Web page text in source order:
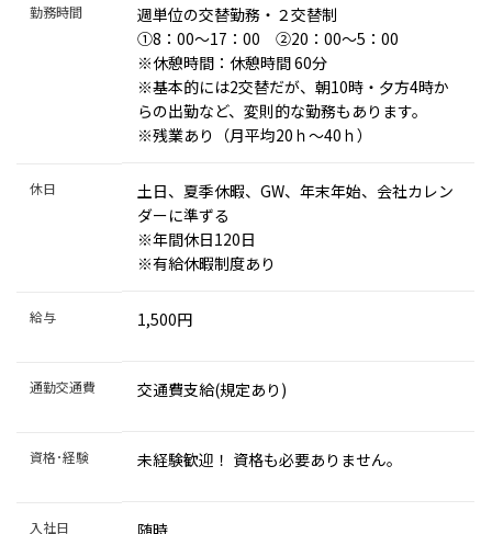
勤務時間
週単位の交替勤務・２交替制
①8：00～17：00 ②20：00～5：00
※休憩時間：休憩時間 60分
※基本的には2交替だが、朝10時・夕方4時か
らの出勤など、変則的な勤務もあります。
※残業あり（月平均20ｈ～40ｈ）
休日
土日、夏季休暇、GW、年末年始、会社カレン
ダーに準ずる
※年間休日120日
※有給休暇制度あり
給与 1,500円
通勤交通費 交通費支給(規定あり)
資格･経験 未経験歓迎！ 資格も必要ありません。
入社日 随時